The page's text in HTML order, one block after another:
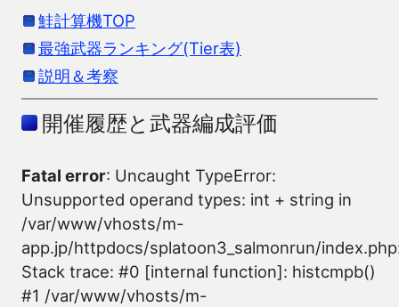
鮭計算機TOP
最強武器ランキング(Tier表)
説明＆考察
開催履歴と武器編成評価
Fatal error: Uncaught TypeError:
Unsupported operand types: int + string in
/var/www/vhosts/m-
app.jp/httpdocs/splatoon3_salmonrun/
Stack trace: #0 [internal function]: histcmpb()
#1 /var/www/vhosts/m-